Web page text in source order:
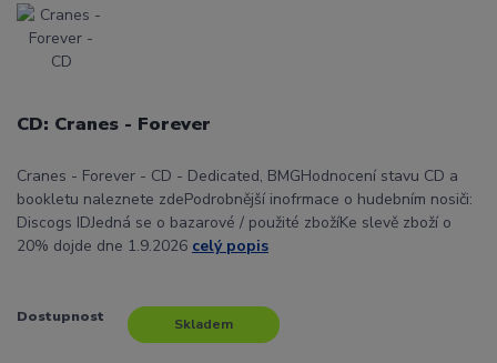
CD: Cranes - Forever
Cranes - Forever - CD - Dedicated, BMGHodnocení stavu CD a
bookletu naleznete zdePodrobnější inofrmace o hudebním nosiči:
Discogs IDJedná se o bazarové / použité zbožíKe slevě zboží o
20% dojde dne 1.9.2026 celý popis
Dostupnost Skladem